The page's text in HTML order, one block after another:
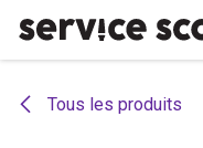
Tous les produits